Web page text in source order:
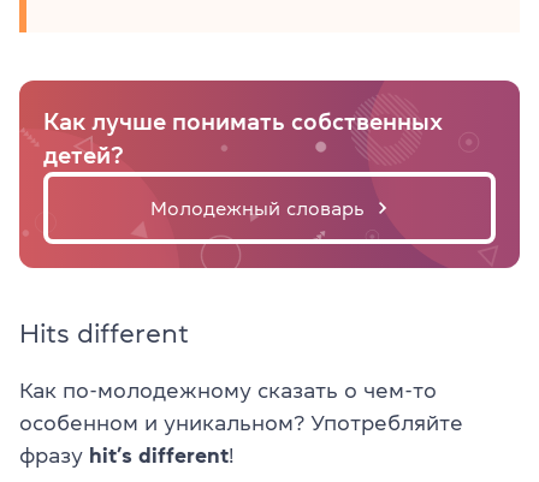
Как лучше понимать собственных
детей?
Молодежный словарь
Hits different
Как по-молодежному сказать о чем-то
особенном и уникальном? Употребляйте
фразу hit’s different!